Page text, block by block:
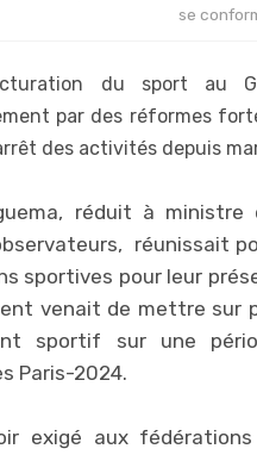
se
du sport au
par des réformes
des activités depuis
réduit à
réunissait
sportives pour leur
venait de mettre sur
sportif sur une
Paris-2024.
exigé aux